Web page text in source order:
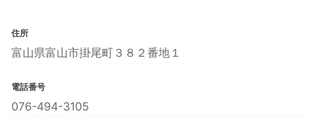
住所
富山県富山市掛尾町３８２番地１
電話番号
076-494-3105